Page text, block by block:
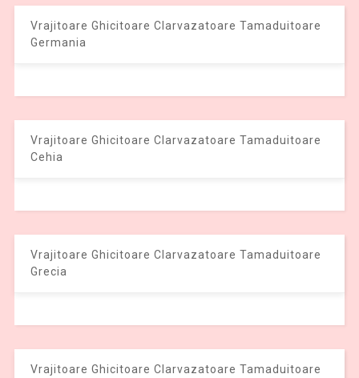
Vrajitoare Ghicitoare Clarvazatoare Tamaduitoare
Germania
Vrajitoare Ghicitoare Clarvazatoare Tamaduitoare
Cehia
Vrajitoare Ghicitoare Clarvazatoare Tamaduitoare
Grecia
Vrajitoare Ghicitoare Clarvazatoare Tamaduitoare